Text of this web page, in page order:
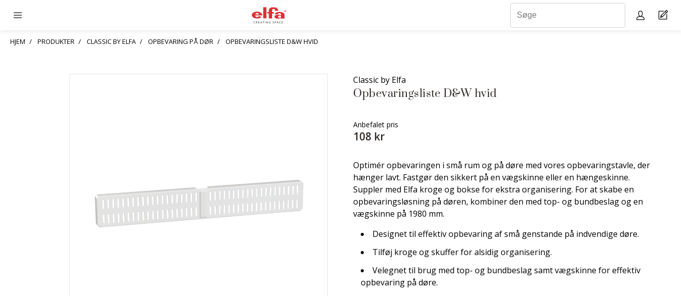
HJEM PRODUKTER CLASSIC BY ELFA OPBEVARING PÅ DØR OPBEVARINGSLISTE D&W HVID
Classic by Elfa
Opbevaringsliste D&W hvid
Anbefalet pris
108 kr
Optimér opbevaringen i små rum og på døre med vores opbevaringstavle, der
hænger lavt. Fastgør den sikkert på en vægskinne eller en hængeskinne.
Suppler med Elfa kroge og bokse for ekstra organisering. For at skabe en
opbevaringsløsning på døren, kombiner den med top- og bundbeslag og en
vægskinne på 1980 mm.
Designet til effektiv opbevaring af små genstande på indvendige døre.
Tilføj kroge og skuffer for alsidig organisering.
Velegnet til brug med top- og bundbeslag samt vægskinne for effektiv
opbevaring på døre.